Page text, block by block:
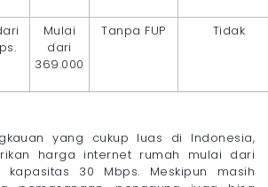
Mulai
dari
369.000
Tanpa FUP Tidak
yang cukup luas di Indonesia,
harga internet rumah mulai dari
kapasitas 30 Mbps. Meskipun masih